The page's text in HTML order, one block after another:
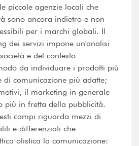
piccole agenzie locali che
sono ancora indietro e non
per i marchi globali. Il
dei servizi impone un'analisi
e del contesto
da individuare i prodotti più
di comunicazione più adatte;
il marketing in generale
più in fretta della pubblicità.
campi riguarda mezzi di
e differenziati che
olistica la comunicazione: